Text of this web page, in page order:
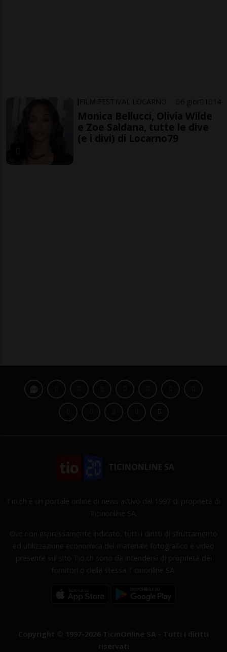
FILM FESTIVAL LOCARNO 6 gior 1 14
Monica Bellucci, Olivia Wilde
e Zoe Saldana, tutte le dive
(e i divi) di Locarno79